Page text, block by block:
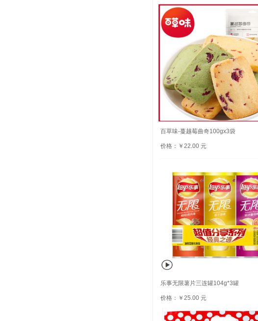
百草味-蔓越莓曲奇100gx3袋
价格：￥22.00 元
乐事无限薯片三连罐104g*3罐
价格：￥25.00 元